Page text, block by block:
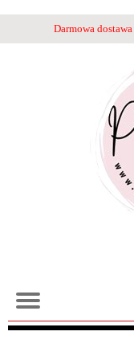
Darmowa dostawa